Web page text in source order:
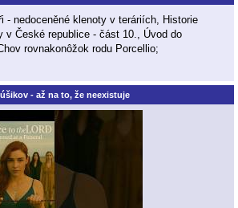
- nedoceněné klenoty v teráriích, Historie
v České republice - část 10., Úvod do
rovnakonôžok rodu Porcellio;
- až na to, že neexistuje